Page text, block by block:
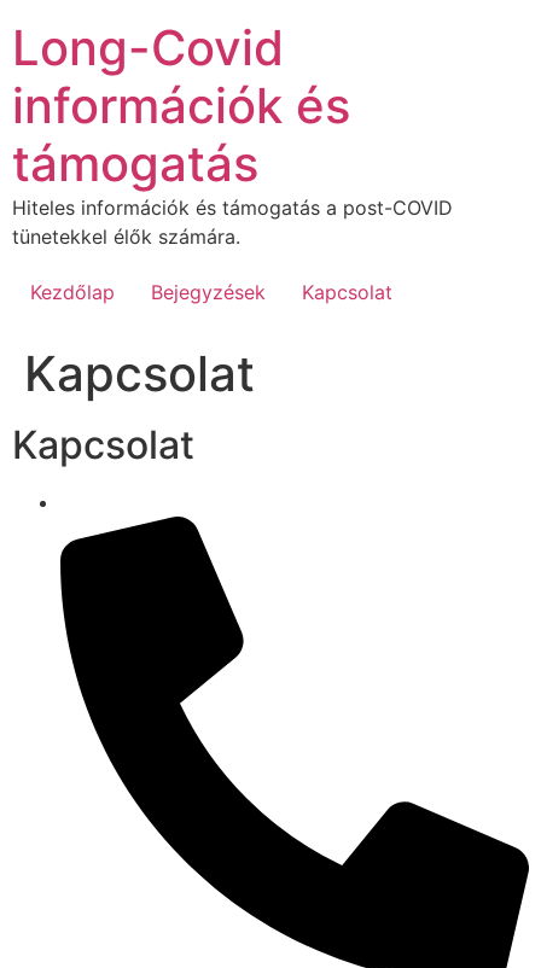
tartalomhoz
Long-Covid
információk és
támogatás
Hiteles információk és támogatás a post-COVID
tünetekkel élők számára.
Kezdőlap Bejegyzések Kapcsolat
Kapcsolat
Kapcsolat